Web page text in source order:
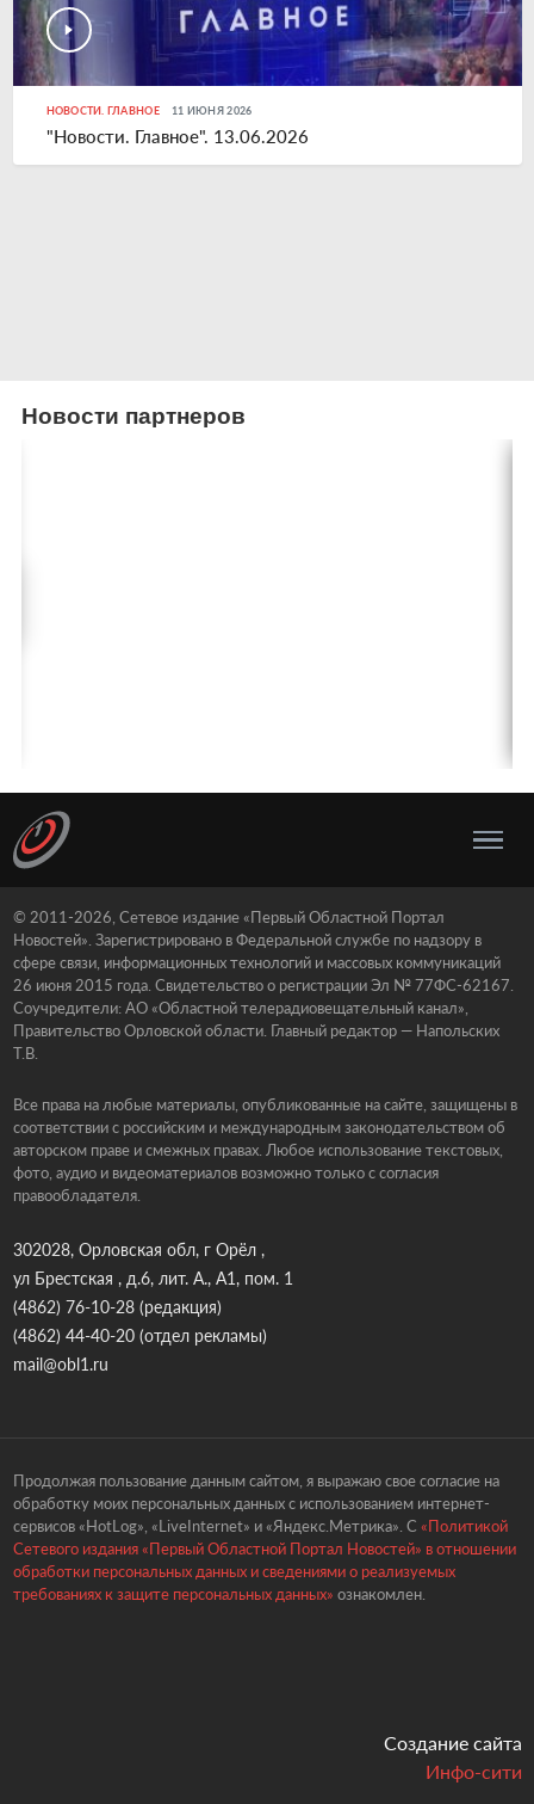
НОВОСТИ. ГЛАВНОЕ 11 ИЮНЯ 2026
"Новости. Главное". 13.06.2026
Новости партнеров
© 2011-2026, Сетевое издание «Первый Областной Портал
Новостей». Зарегистрировано в Федеральной службе по надзору в
сфере связи, информационных технологий и массовых коммуникаций
26 июня 2015 года. Свидетельство о регистрации Эл № 77ФС-62167.
Соучредители: АО «Областной телерадиовещательный канал»,
Правительство Орловской области. Главный редактор — Напольских
Т.В.
Все права на любые материалы, опубликованные на сайте, защищены в
соответствии с российским и международным законодательством об
авторском праве и смежных правах. Любое использование текстовых,
фото, аудио и видеоматериалов возможно только с согласия
правообладателя.
302028, Орловская обл, г Орёл ,
ул Брестская , д.6, лит. А., А1, пом. 1
(4862) 76-10-28(редакция)
(4862) 44-40-20(отдел рекламы)
mail@obl1.ru
Продолжая пользование данным сайтом, я выражаю свое согласие на
обработку моих персональных данных с использованием интернет-
сервисов «HotLog», «LiveInternet» и «Яндекс.Метрика». С «Политикой
Сетевого издания «Первый Областной Портал Новостей» в отношении
обработки персональных данных и сведениями о реализуемых
требованиях к защите персональных данных» ознакомлен.
Создание сайта
Инфо-сити